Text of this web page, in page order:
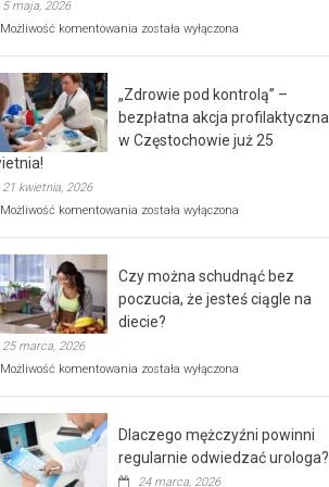
5 maja, 2026
Możliwość komentowania Rusza
rehabilitacji
dla
seniorów!
została wyłączona
„Zdrowie pod kontrolą” –
bezpłatna akcja profilaktyczna
w Częstochowie już 25
21 kwietnia, 2026
Możliwość komentowania „Zdrowie
bezpłatna
akcja
profilaktyczna
w
już
kwietnia!
została wyłączona
Czy można schudnąć bez
poczucia, że jesteś ciągle na
diecie?
25 marca, 2026
Możliwość komentowania Czy
poczucia,
że
została wyłączona
Dlaczego mężczyźni powinni
regularnie odwiedzać urologa?
24 marca, 2026